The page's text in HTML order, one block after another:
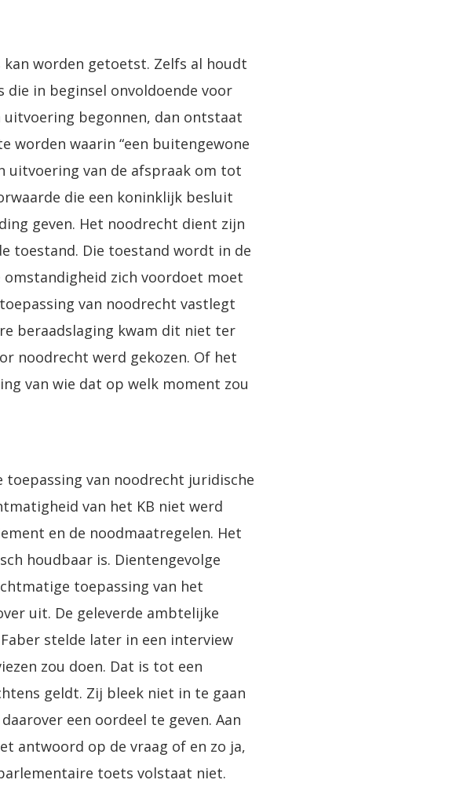
worden getoetst. Zelfs al houdt
die in beginsel onvoldoende voor
begonnen, dan ontstaat
worden waarin “een buitengewone
uitvoering van de afspraak om tot
die een koninklijk besluit
geven. Het noodrecht dient zijn
toestand. Die toestand wordt in de
omstandigheid zich voordoet moet
van noodrecht vastlegt
beraadslaging kwam dit niet ter
noodrecht werd gekozen. Of het
van wie dat op welk moment zou
toepassing van noodrecht juridische
van het KB niet werd
en de noodmaatregelen. Het
houdbaar is. Dientengevolge
toepassing van het
uit. De geleverde ambtelijke
stelde later in een interview
zou doen. Dat is tot een
geldt. Zij bleek niet in te gaan
een oordeel te geven. Aan
antwoord op de vraag of en zo ja,
toets volstaat niet.